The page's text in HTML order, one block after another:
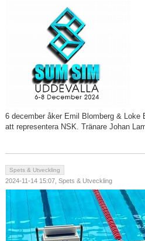
6 december åker Emil Blomberg & Loke
att representera NSK. Tränare Johan
Spets & Utveckling
2024-11-14 15:07, Spets & Utveckling